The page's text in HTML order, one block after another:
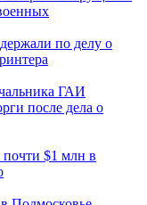
по делу о
ГАИ
после дела о
$1 млн в